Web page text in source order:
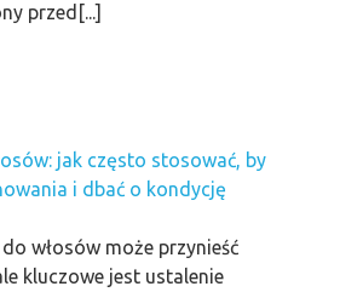
przed[...]
jak często stosować, by
i dbać o kondycję
włosów może przynieść
kluczowe jest ustalenie